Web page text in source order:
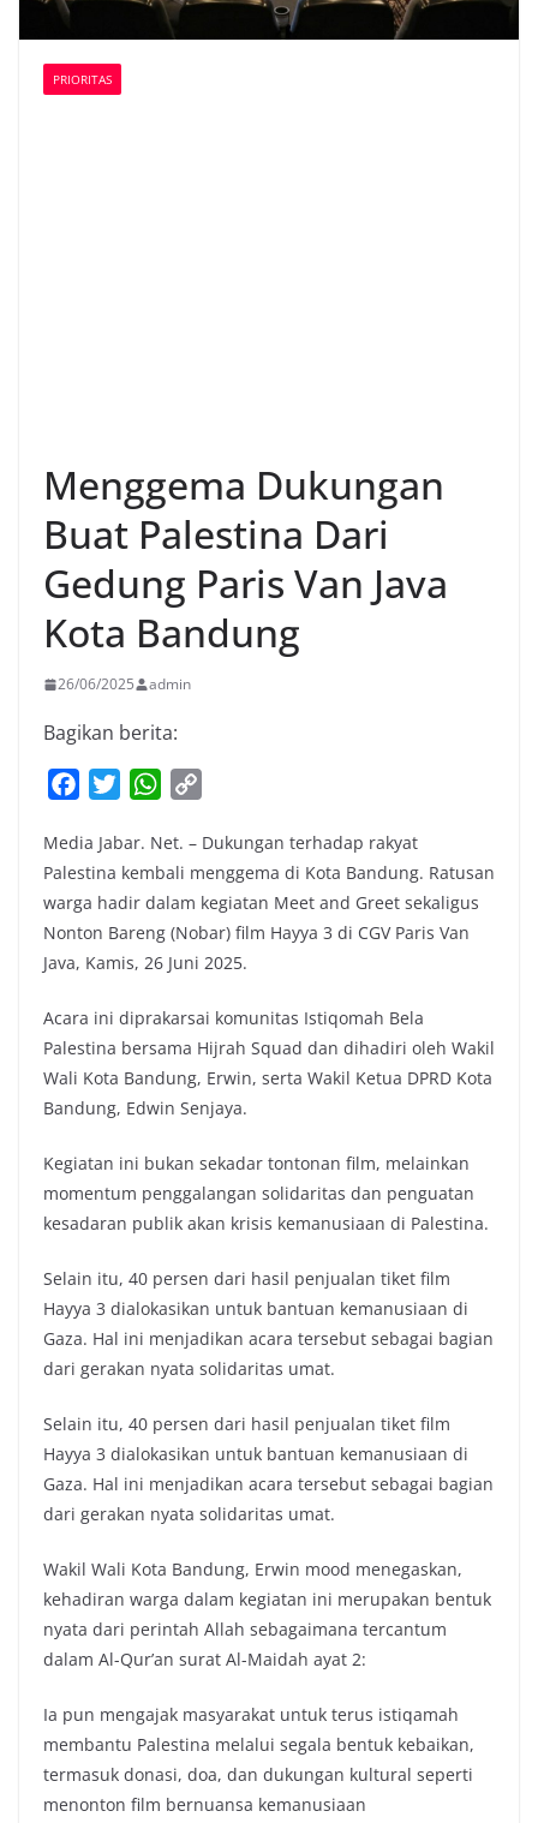
PRIORITAS
Menggema Dukungan
Buat Palestina Dari
Gedung Paris Van Java
Kota Bandung
26/06/2025 admin
Bagikan berita:
c
e
b
o
o
i
t
t
e
r
W
a
t
s
A
p
p
y
L
i
n
Media Jabar. Net. – Dukungan terhadap rakyat
Palestina kembali menggema di Kota Bandung. Ratusan
warga hadir dalam kegiatan Meet and Greet sekaligus
Nonton Bareng (Nobar) film Hayya 3 di CGV Paris Van
Java, Kamis, 26 Juni 2025.
Acara ini diprakarsai komunitas Istiqomah Bela
Palestina bersama Hijrah Squad dan dihadiri oleh Wakil
Wali Kota Bandung, Erwin, serta Wakil Ketua DPRD Kota
Bandung, Edwin Senjaya.
Kegiatan ini bukan sekadar tontonan film, melainkan
momentum penggalangan solidaritas dan penguatan
kesadaran publik akan krisis kemanusiaan di Palestina.
Selain itu, 40 persen dari hasil penjualan tiket film
Hayya 3 dialokasikan untuk bantuan kemanusiaan di
Gaza. Hal ini menjadikan acara tersebut sebagai bagian
dari gerakan nyata solidaritas umat.
Selain itu, 40 persen dari hasil penjualan tiket film
Hayya 3 dialokasikan untuk bantuan kemanusiaan di
Gaza. Hal ini menjadikan acara tersebut sebagai bagian
dari gerakan nyata solidaritas umat.
Wakil Wali Kota Bandung, Erwin mood menegaskan,
kehadiran warga dalam kegiatan ini merupakan bentuk
nyata dari perintah Allah sebagaimana tercantum
dalam Al-Qur’an surat Al-Maidah ayat 2:
Ia pun mengajak masyarakat untuk terus istiqamah
membantu Palestina melalui segala bentuk kebaikan,
termasuk donasi, doa, dan dukungan kultural seperti
menonton film bernuansa kemanusiaan